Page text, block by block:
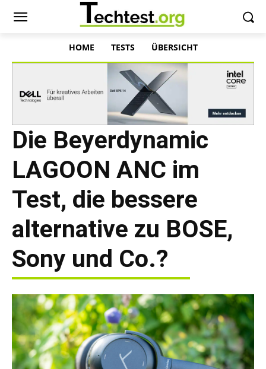
HOME TESTS ÜBERSICHT
Die Beyerdynamic
LAGOON ANC im
Test, die bessere
alternative zu BOSE,
Sony und Co.?